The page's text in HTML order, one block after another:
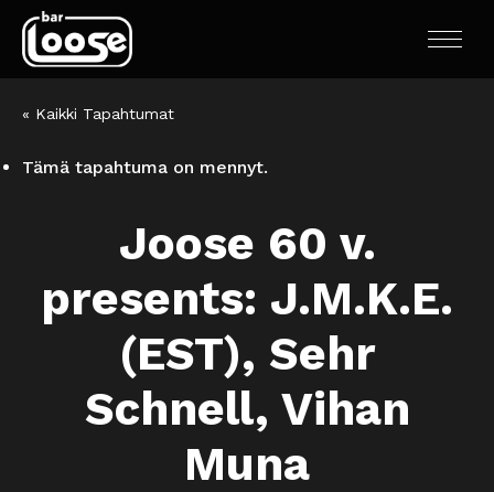
« Kaikki Tapahtumat
Tämä tapahtuma on mennyt.
Joose 60 v.
presents: J.M.K.E.
(EST), Sehr
Schnell, Vihan
Muna